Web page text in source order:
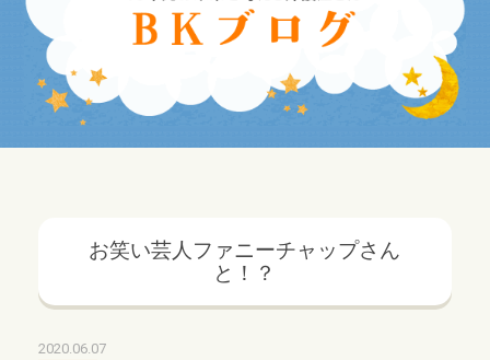
お笑い芸人ファニーチャップさん
と！？
2020.06.07